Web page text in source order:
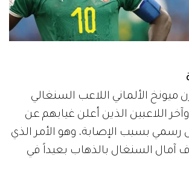
ميونخ الألماني اللاعب السنغالي
اللاعبين الذين أعلن غيابهم عن
رسمي بسبب الإصابة، وهو الأمر الذي
السنغال بالذهاب بعيداً في